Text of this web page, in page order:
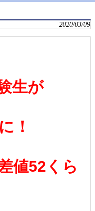
2020/03/09
生が
！
値52くら